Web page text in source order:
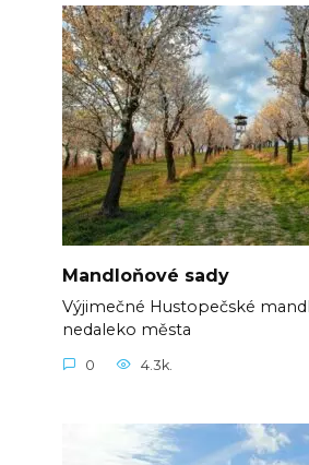
Mandloňové sady
Výjimečné Hustopečské
nedaleko města
0 4.3k.